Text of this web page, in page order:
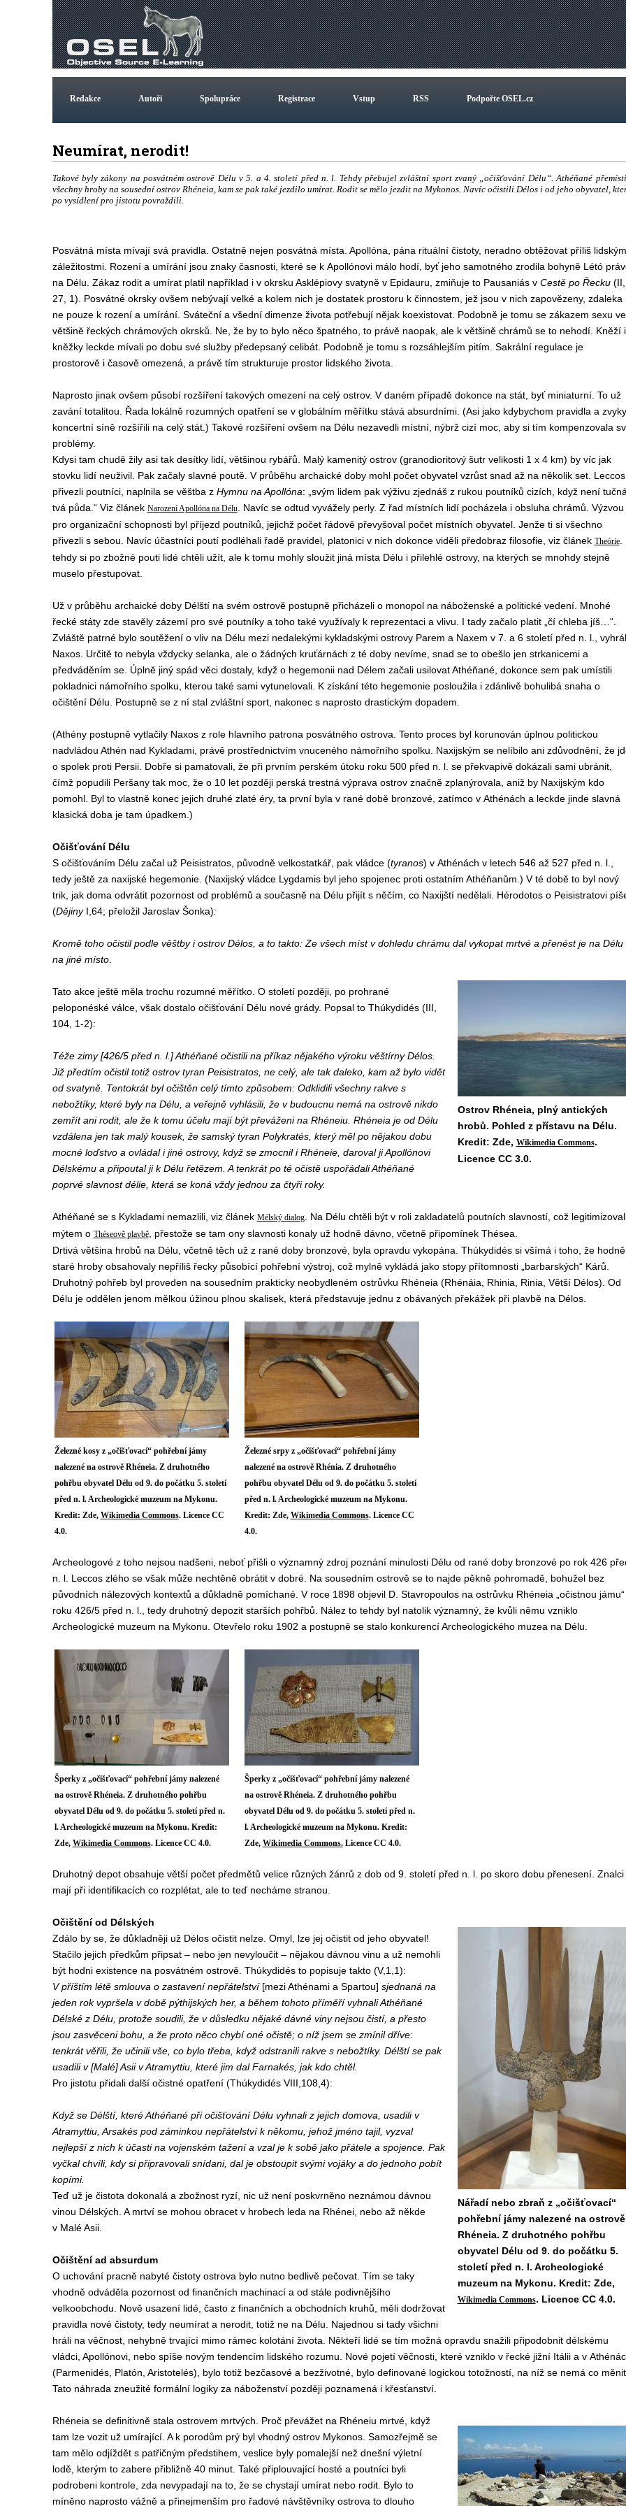
Redakce Autoři Spolupráce Registrace Vstup RSS Podpořte OSEL.cz
Neumírat, nerodit!
Takové byly zákony na posvátném ostrově Délu v 5. a 4. století před n. l. Tehdy přebujel zvláštní sport zvaný „očišťování Délu“. Athéňané
všechny hroby na sousední ostrov Rhéneia, kam se pak také jezdilo umírat. Rodit se mělo jezdit na Mykonos. Navíc očistili Délos i od jeho obyvatel,
po vysídlení pro jistotu povraždili.
Posvátná místa mívají svá pravidla. Ostatně nejen posvátná místa. Apollóna, pána rituální čistoty, neradno obtěžovat příliš
záležitostmi. Rození a umírání jsou znaky časnosti, které se k Apollónovi málo hodí, byť jeho samotného zrodila bohyně Létó
na Délu. Zákaz rodit a umírat platil například i v okrsku Asklépiovy svatyně v Epidauru, zmiňuje to Pausaniás v Cestě po Řecku(II,
27, 1). Posvátné okrsky ovšem nebývají velké a kolem nich je dostatek prostoru k činnostem, jež jsou v nich zapovězeny, zdaleka
ne pouze k rození a umírání. Sváteční a všední dimenze života potřebují nějak koexistovat. Podobně je tomu se zákazem sexu ve
většině řeckých chrámových okrsků. Ne, že by to bylo něco špatného, to právě naopak, ale k většině chrámů se to nehodí. Kněží i
kněžky leckde mívali po dobu své služby předepsaný celibát. Podobně je tomu s rozsáhlejším pitím. Sakrální regulace je
prostorově i časově omezená, a právě tím strukturuje prostor lidského života.
Naprosto jinak ovšem působí rozšíření takových omezení na celý ostrov. V daném případě dokonce na stát, byť miniaturní. To už
zavání totalitou. Řada lokálně rozumných opatření se v globálním měřítku stává absurdními. (Asi jako kdybychom pravidla a zvyky
koncertní síně rozšířili na celý stát.) Takové rozšíření ovšem na Délu nezavedli místní, nýbrž cizí moc, aby si tím kompenzovala
problémy.
Kdysi tam chudě žily asi tak desítky lidí, většinou rybářů. Malý kamenitý ostrov (granodioritový šutr velikosti 1 x 4 km) by víc jak
stovku lidí neuživil. Pak začaly slavné poutě. V průběhu archaické doby mohl počet obyvatel vzrůst snad až na několik set. Leccos
přivezli poutníci, naplnila se věštba z Hymnu na Apollóna: „ svým lidem pak výživu zjednáš z rukou poutníků cizích, když není
tvá půda.“ Viz článek Narození Apollóna na Délu. Navíc se odtud vyvážely perly. Z řad místních lidí pocházela i obsluha chrámů. Výzvou
pro organizační schopnosti byl příjezd poutníků, jejichž počet řádově převyšoval počet místních obyvatel. Jenže ti si všechno
přivezli s sebou. Navíc účastníci poutí podléhali řadě pravidel, platonici v nich dokonce viděli předobraz filosofie, viz článek Theórie.
tehdy si po zbožné pouti lidé chtěli užít, ale k tomu mohly sloužit jiná místa Délu i přilehlé ostrovy, na kterých se mnohdy stejně
muselo přestupovat.
Už v průběhu archaické doby Délští na svém ostrově postupně přicházeli o monopol na náboženské a politické vedení. Mnohé
řecké státy zde stavěly zázemí pro své poutníky a toho také využívaly k reprezentaci a vlivu. I tady začalo platit „čí chleba jíš…“.
Zvláště patrné bylo soutěžení o vliv na Délu mezi nedalekými kykladskými ostrovy Parem a Naxem v 7. a 6 století před n. l., vyhrál
Naxos. Určitě to nebyla vždycky selanka, ale o žádných kruťárnách z té doby nevíme, snad se to obešlo jen strkanicemi a
předváděním se. Úplně jiný spád věci dostaly, když o hegemonii nad Délem začali usilovat Athéňané, dokonce sem pak umístili
pokladnici námořního spolku, kterou také sami vytunelovali. K získání této hegemonie posloužila i zdánlivě bohulibá snaha o
očištění Délu. Postupně se z ní stal zvláštní sport, nakonec s naprosto drastickým dopadem.
(Athény postupně vytlačily Naxos z role hlavního patrona posvátného ostrova. Tento proces byl korunován úplnou politickou
nadvládou Athén nad Kykladami, právě prostřednictvím vnuceného námořního spolku. Naxijským se nelíbilo ani zdůvodnění, že
o spolek proti Persii. Dobře si pamatovali, že při prvním perském útoku roku 500 před n. l. se překvapivě dokázali sami ubránit,
čímž popudili Peršany tak moc, že o 10 let později perská trestná výprava ostrov značně zplanýrovala, aniž by Naxijským kdo
pomohl. Byl to vlastně konec jejich druhé zlaté éry, ta první byla v rané době bronzové, zatímco v Athénách a leckde jinde slavná
klasická doba je tam úpadkem.)
Očišťování Délu
S očišťováním Délu začal už Peisistratos, původně velkostatkář, pak vládce (tyranos) v Athénách v letech 546 až 527 před n. l.,
tedy ještě za naxijské hegemonie. (Naxijský vládce Lygdamis byl jeho spojenec proti ostatním Athéňanům.) V té době to byl nový
trik, jak doma odvrátit pozornost od problémů a současně na Délu přijít s něčím, co Naxijští nedělali. Hérodotos o Peisistratovi
(DějinyI,64; přeložil Jaroslav Šonka):
Kromě toho očistil podle věštby i ostrov Délos, a to takto: Ze všech míst v dohledu chrámu dal vykopat mrtvé a přenést je na Délu
na jiné místo.
Ostrov Rhéneia, plný antických
hrobů. Pohled z přístavu na Délu.
Kredit: Zde, Wikimedia Commons.
Licence CC 3.0.
Tato akce ještě měla trochu rozumné měřítko. O století později, po prohrané
peloponéské válce, však dostalo očišťování Délu nové grády. Popsal to Thúkydidés (III,
104, 1-2):
Téže zimy [426/5 před n. l.] Athéňané očistili na příkaz nějakého výroku věštírny Délos.
Již předtím očistil totiž ostrov tyran Peisistratos, ne celý, ale tak daleko, kam až bylo vidět
od svatyně. Tentokrát byl očištěn celý tímto způsobem: Odklidili všechny rakve s
nebožtíky, které byly na Délu, a veřejně vyhlásili, že v budoucnu nemá na ostrově nikdo
zemřít ani rodit, ale že k tomu účelu mají být převáženi na Rhéneiu. Rhéneia je od Délu
vzdálena jen tak malý kousek, že samský tyran Polykratés, který měl po nějakou dobu
mocné loďstvo a ovládal i jiné ostrovy, když se zmocnil i Rhéneie, daroval ji Apollónovi
Délskému a připoutal ji k Délu řetězem. A tenkrát po té očistě uspořádali Athéňané
poprvé slavnost délie, která se koná vždy jednou za čtyři roky.
Athéňané se s Kykladami nemazlili, viz článek Mélský dialog. Na Délu chtěli být v roli zakladatelů poutních slavností, což
mýtem o Théseově plavbě, přestože se tam ony slavnosti konaly už hodně dávno, včetně připomínek Thésea.
Drtivá většina hrobů na Délu, včetně těch už z rané doby bronzové, byla opravdu vykopána. Thúkydidés si všímá i toho, že hodně
staré hroby obsahovaly nepříliš řecky působící pohřební výstroj, což mylně vykládá jako stopy přítomnosti „barbarských“ Kárů.
Druhotný pohřeb byl proveden na sousedním prakticky neobydleném ostrůvku Rhéneia (Rhénáia, Rhinia, Rinia, Větší Délos). Od
Délu je oddělen jenom mělkou úžinou plnou skalisek, která představuje jednu z obávaných překážek při plavbě na Délos.
Železné kosy z „očišťovací“ pohřební jámy
nalezené na ostrově Rhéneia. Z druhotného
pohřbu obyvatel Délu od 9. do počátku 5. století
před n. l. Archeologické muzeum na Mykonu.
Kredit: Zde, Wikimedia Commons. Licence CC
4.0.
Železné srpy z „očišťovací“ pohřební jámy
nalezené na ostrově Rhénia. Z druhotného
pohřbu obyvatel Délu od 9. do počátku 5. století
před n. l. Archeologické muzeum na Mykonu.
Kredit: Zde, Wikimedia Commons. Licence CC
4.0.
Archeologové z toho nejsou nadšeni, neboť přišli o významný zdroj poznání minulosti Délu od rané doby bronzové po rok 426
n. l. Leccos zlého se však může nechtěně obrátit v dobré. Na sousedním ostrově se to najde pěkně pohromadě, bohužel bez
původních nálezových kontextů a důkladně pomíchané. V roce 1898 objevil D. Stavropoulos na ostrůvku Rhéneia „očistnou jámu“
roku 426/5 před n. l., tedy druhotný depozit starších pohřbů. Nález to tehdy byl natolik významný, že kvůli němu vzniklo
Archeologické muzeum na Mykonu. Otevřelo roku 1902 a postupně se stalo konkurencí Archeologického muzea na Délu.
Šperky z „očišťovací“ pohřební jámy nalezené
na ostrově Rhéneia. Z druhotného pohřbu
obyvatel Délu od 9. do počátku 5. století před n.
l. Archeologické muzeum na Mykonu. Kredit:
Zde, Wikimedia Commons. Licence CC 4.0.
Šperky z „očišťovací“ pohřební jámy nalezené
na ostrově Rhéneia. Z druhotného pohřbu
obyvatel Délu od 9. do počátku 5. století před n.
l. Archeologické muzeum na Mykonu. Kredit:
Zde, Wikimedia Commons.Licence CC 4.0.
Druhotný depot obsahuje větší počet předmětů velice různých žánrů z dob od 9. století před n. l. po skoro dobu přenesení. Znalci
mají při identifikacích co rozplétat, ale to teď necháme stranou.
Nářadí nebo zbraň z „očišťovací“
pohřební jámy nalezené na ostrově
Rhéneia. Z druhotného pohřbu
obyvatel Délu od 9. do počátku 5.
století před n. l. Archeologické
muzeum na Mykonu. Kredit: Zde,
Wikimedia Commons. Licence CC 4.0.
Očištění od Délských
Zdálo by se, že důkladněji už Délos očistit nelze. Omyl, lze jej očistit od jeho obyvatel!
Stačilo jejich předkům připsat – nebo jen nevyloučit – nějakou dávnou vinu a už nemohli
být hodni existence na posvátném ostrově. Thúkydidés to popisuje takto (V,1,1):
V příštím létě smlouva o zastavení nepřátelství [mezi Athénami a Spartou] sjednaná na
jeden rok vypršela v době pýthijských her, a během tohoto příměří vyhnali Athéňané
Délské z Délu, protože soudili, že v důsledku nějaké dávné viny nejsou čistí, a přesto
jsou zasvěceni bohu, a že proto něco chybí oné očistě; o níž jsem se zmínil dříve:
tenkrát věřili, že učinili vše, co bylo třeba, když odstranili rakve s nebožtíky. Délští se pak
usadili v [Malé] Asii v Atramyttiu, které jim dal Farnakés, jak kdo chtěl.
Pro jistotu přidali další očistné opatření (Thúkydidés VIII,108,4):
Když se Délští, které Athéňané při očišťování Délu vyhnali z jejich domova, usadili v
Atramyttiu, Arsakés pod záminkou nepřátelství k někomu, jehož jméno tajil, vyzval
nejlepší z nich k účasti na vojenském tažení a vzal je k sobě jako přátele a spojence. Pak
vyčkal chvíli, kdy si připravovali snídani, dal je obstoupit svými vojáky a do jednoho pobít
kopími.
Teď už je čistota dokonalá a zbožnost ryzí, nic už není poskvrněno neznámou dávnou
vinou Délských. A mrtví se mohou obracet v hrobech leda na Rhénei, nebo až někde
v Malé Asii.
Očištění ad absurdum
O uchování pracně nabyté čistoty ostrova bylo nutno bedlivě pečovat. Tím se taky
vhodně odváděla pozornost od finančních machinací a od stále podivnějšího
velkoobchodu. Nově usazení lidé, často z finančních a obchodních kruhů, měli dodržovat
pravidla nové čistoty, tedy neumírat a nerodit, totiž ne na Délu. Najednou si tady všichni
hráli na věčnost, nehybně trvající mimo rámec kolotání života. Někteří lidé se tím možná opravdu snažili připodobnit délskému
vládci, Apollónovi, nebo spíše novým tendencím lidského rozumu. Nové pojetí věčnosti, které vzniklo v řecké jižní Itálii a v
(Parmenidés, Platón, Aristotelés), bylo totiž bezčasové a bezživotné, bylo definované logickou totožností, na níž se nemá co
Tato náhrada zneužité formální logiky za náboženství později poznamená i křesťanství.
Rhéneia se definitivně stala ostrovem mrtvých. Proč převážet na Rhéneiu mrtvé, když
tam lze vozit už umírající. A k porodům prý byl vhodný ostrov Mykonos. Samozřejmě se
tam mělo odjíždět s patřičným předstihem, veslice byly pomalejší než dnešní výletní
lodě, kterým to zabere přibližně 40 minut. Také připlouvající hosté a poutníci byli
podrobeni kontrole, zda nevypadají na to, že se chystají umírat nebo rodit. Bylo to
míněno naprosto vážně a přinejmenším pro řadové návštěvníky ostrova to dlouho